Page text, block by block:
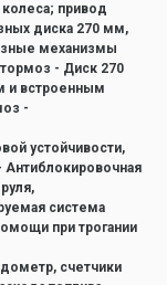
колеса; привод
диска 270 мм,
механизмы
- Диск 270
и встроенным
-
устойчивости,
Антиблокировочная
система
при трогании
счетчики